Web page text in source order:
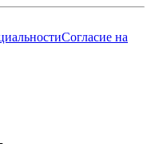
Согласие на